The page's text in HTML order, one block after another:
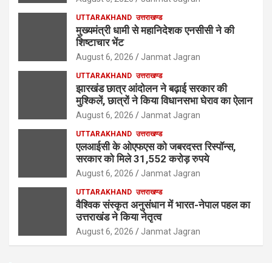
UTTARAKHAND उत्तराखण्ड
मुख्यमंत्री धामी से महानिदेशक एनसीसी ने की
शिष्टाचार भेंट
August 6, 2026 Janmat Jagran
UTTARAKHAND उत्तराखण्ड
झारखंड छात्र आंदोलन ने बढ़ाई सरकार की
मुश्किलें, छात्रों ने किया विधानसभा घेराव का ऐलान
August 6, 2026 Janmat Jagran
UTTARAKHAND उत्तराखण्ड
एलआईसी के ओएफएस को जबरदस्त रिस्पॉन्स,
सरकार को मिले 31,552 करोड़ रुपये
August 6, 2026 Janmat Jagran
UTTARAKHAND उत्तराखण्ड
वैश्विक संस्कृत अनुसंधान में भारत-नेपाल पहल का
उत्तराखंड ने किया नेतृत्व
August 6, 2026 Janmat Jagran